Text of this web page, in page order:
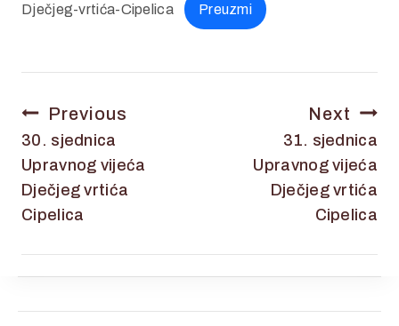
Dječjeg-vrtića-Cipelica Preuzmi
Previous
30. sjednica
Upravnog vijeća
Dječjeg vrtića
Cipelica
Next
31. sjednica
Upravnog vijeća
Dječjeg vrtića
Cipelica